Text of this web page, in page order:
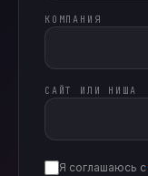
КОМПАНИЯ
САЙТ ИЛИ НИША
Я соглашаюсь с